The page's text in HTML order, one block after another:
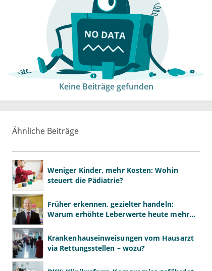
Keine Beiträge gefunden
Ähnliche Beiträge
Weniger Kinder, mehr Kosten: Wohin
steuert die Pädiatrie?
Früher erkennen, gezielter handeln:
Warum erhöhte Leberwerte heute mehr
Krankenhauseinweisungen vom Hausarzt
via Rettungsstellen – wozu?